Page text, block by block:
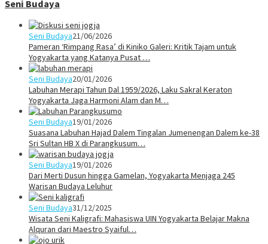
Seni Budaya
Seni Budaya21/06/2026
Pameran ‘Rimpang Rasa’ di Kiniko Galeri: Kritik Tajam untuk
Yogyakarta yang Katanya Pusat …
Seni Budaya20/01/2026
Labuhan Merapi Tahun Dal 1959/2026, Laku Sakral Keraton
Yogyakarta Jaga Harmoni Alam dan M…
Seni Budaya19/01/2026
Suasana Labuhan Hajad Dalem Tingalan Jumenengan Dalem ke-38
Sri Sultan HB X di Parangkusum…
Seni Budaya19/01/2026
Dari Merti Dusun hingga Gamelan, Yogyakarta Menjaga 245
Warisan Budaya Leluhur
Seni Budaya31/12/2025
Wisata Seni Kaligrafi: Mahasiswa UIN Yogyakarta Belajar Makna
Alquran dari Maestro Syaiful…